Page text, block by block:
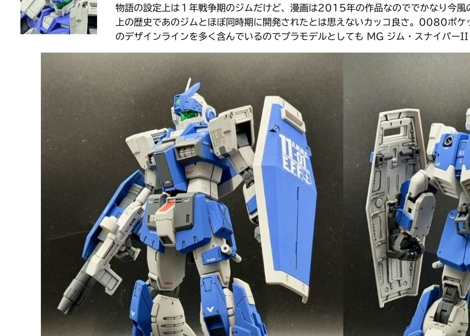
物語の設定上は１年戦争期のジムだけど、漫画は2015年の作品なのででかなり今風
上の歴史であのジムとほぼ同時期に開発されたとは思えないカッコ良さ。0080ポ
のデザインラインを多く含んでいるのでプラモデルとしても MG ジム・スナイパーII